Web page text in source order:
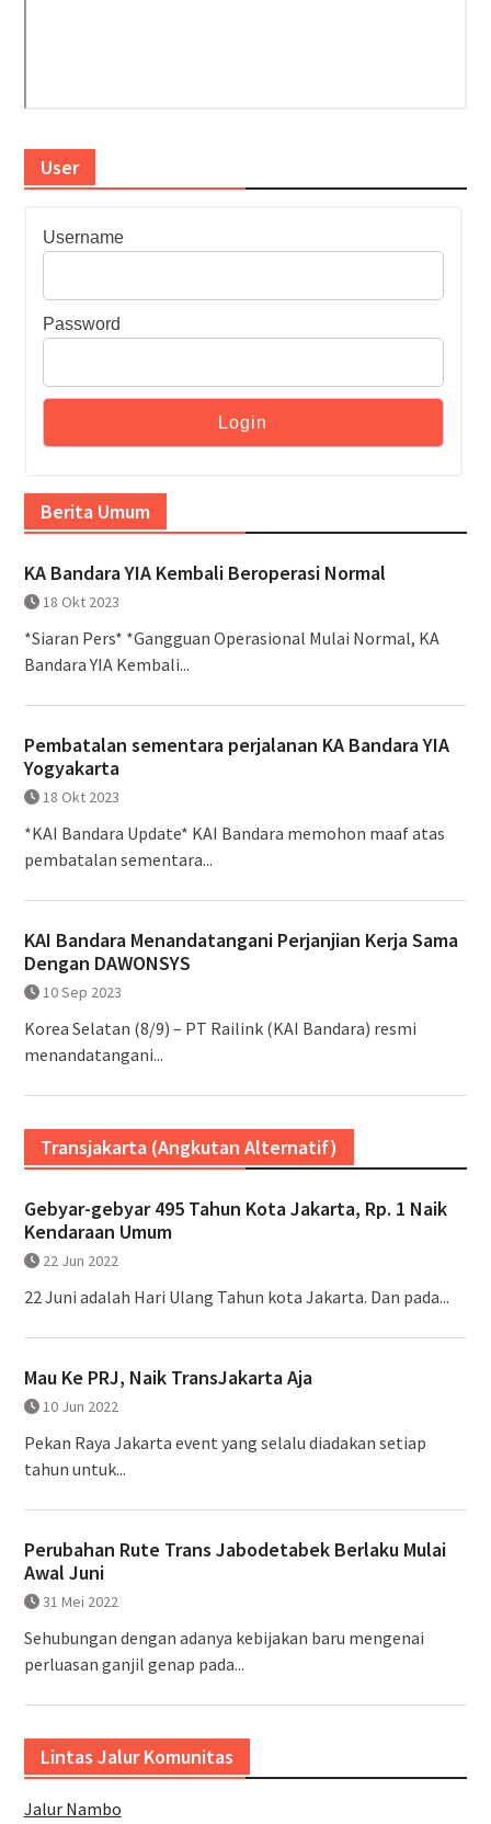
User
Username
Password
Berita Umum
KA Bandara YIA Kembali Beroperasi Normal
18 Okt 2023
*Siaran Pers* *Gangguan Operasional Mulai Normal, KA
Bandara YIA Kembali...
Pembatalan sementara perjalanan KA Bandara YIA
Yogyakarta
18 Okt 2023
*KAI Bandara Update* KAI Bandara memohon maaf atas
pembatalan sementara...
KAI Bandara Menandatangani Perjanjian Kerja Sama
Dengan DAWONSYS
10 Sep 2023
Korea Selatan (8/9) – PT Railink (KAI Bandara) resmi
menandatangani...
Transjakarta (Angkutan Alternatif)
Gebyar-gebyar 495 Tahun Kota Jakarta, Rp. 1 Naik
Kendaraan Umum
22 Jun 2022
22 Juni adalah Hari Ulang Tahun kota Jakarta. Dan pada...
Mau Ke PRJ, Naik TransJakarta Aja
10 Jun 2022
Pekan Raya Jakarta event yang selalu diadakan setiap
tahun untuk...
Perubahan Rute Trans Jabodetabek Berlaku Mulai
Awal Juni
31 Mei 2022
Sehubungan dengan adanya kebijakan baru mengenai
perluasan ganjil genap pada...
Lintas Jalur Komunitas
Jalur Nambo